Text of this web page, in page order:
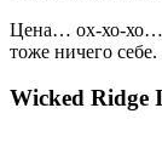
Цена… ох-хо-хо…
тоже ничего себе.
Wicked Ridge